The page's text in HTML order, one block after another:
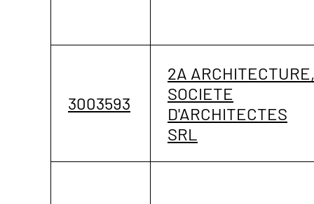
3003593
2A ARCHITECTURE,
SOCIETE
D'ARCHITECTES
SRL